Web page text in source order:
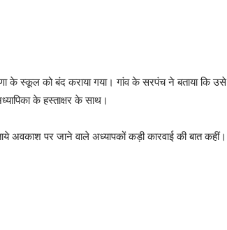
के स्कूल को बंद कराया गया। गांव के सरपंच ने बताया कि उसे
के हस्ताक्षर के साथ।
अवकाश पर जाने वाले अध्यापकों कड़ी कारवाई की बात कहीं।